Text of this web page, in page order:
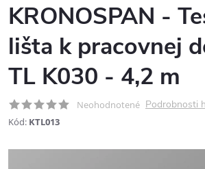
KRONOSPAN -
lišta k pracovnej
TL K030 - 4,2 m
Neohodnotené Podrobnosti
Kód: KTL013